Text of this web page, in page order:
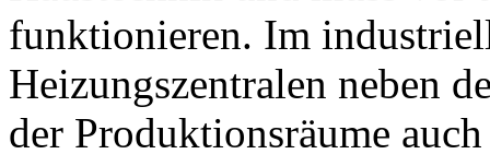
funktionieren. Im
Heizungszentralen neben
der Produktionsräume